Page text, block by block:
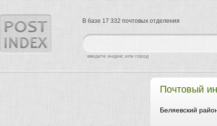
Почтовый
Беляевский
найти
введите индекс или город
В базе 17 332 почтовых отделения